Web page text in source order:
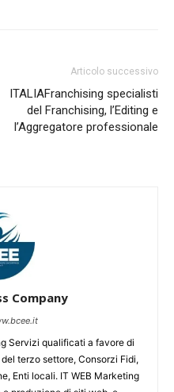
Articolo successivo
ITALIAFranchising specialisti
del Franchising, l’Editing e
l’Aggregatore professionale
Company
Servizi qualificati a favore di
terzo settore, Consorzi Fidi,
Enti locali. IT WEB Marketing